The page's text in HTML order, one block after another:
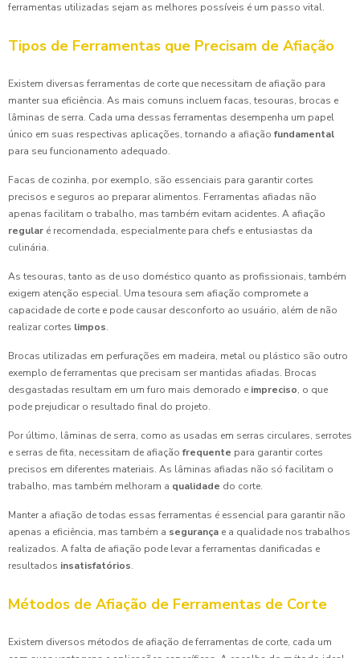
ferramentas utilizadas sejam as melhores possíveis é um passo vital.
Tipos de Ferramentas que Precisam de Afiação
Existem diversas ferramentas de corte que necessitam de afiação para
manter sua eficiência. As mais comuns incluem facas, tesouras, brocas e
lâminas de serra. Cada uma dessas ferramentas desempenha um papel
único em suas respectivas aplicações, tornando a afiação fundamental
para seu funcionamento adequado.
Facas de cozinha, por exemplo, são essenciais para garantir cortes
precisos e seguros ao preparar alimentos. Ferramentas afiadas não
apenas facilitam o trabalho, mas também evitam acidentes. A afiação
regular é recomendada, especialmente para chefs e entusiastas da
culinária.
As tesouras, tanto as de uso doméstico quanto as profissionais, também
exigem atenção especial. Uma tesoura sem afiação compromete a
capacidade de corte e pode causar desconforto ao usuário, além de não
realizar cortes limpos.
Brocas utilizadas em perfurações em madeira, metal ou plástico são outro
exemplo de ferramentas que precisam ser mantidas afiadas. Brocas
desgastadas resultam em um furo mais demorado e impreciso, o que
pode prejudicar o resultado final do projeto.
Por último, lâminas de serra, como as usadas em serras circulares, serrotes
e serras de fita, necessitam de afiação frequente para garantir cortes
precisos em diferentes materiais. As lâminas afiadas não só facilitam o
trabalho, mas também melhoram a qualidade do corte.
Manter a afiação de todas essas ferramentas é essencial para garantir não
apenas a eficiência, mas também a segurança e a qualidade nos trabalhos
realizados. A falta de afiação pode levar a ferramentas danificadas e
resultados insatisfatórios.
Métodos de Afiação de Ferramentas de Corte
Existem diversos métodos de afiação de ferramentas de corte, cada um